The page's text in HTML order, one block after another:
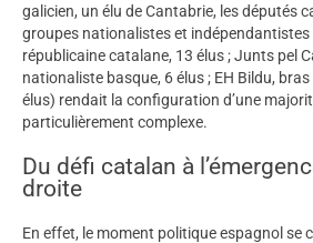
galicien, un élu de Cantabrie, les députés
groupes nationalistes et
républicaine catalane, 13 élus ; Junts pel
nationaliste basque, 6 élus ; EH Bildu, bras
élus) rendait la configuration d’une
particulièrement complexe.
Du défi catalan à
droite
En effet, le moment politique espagnol se